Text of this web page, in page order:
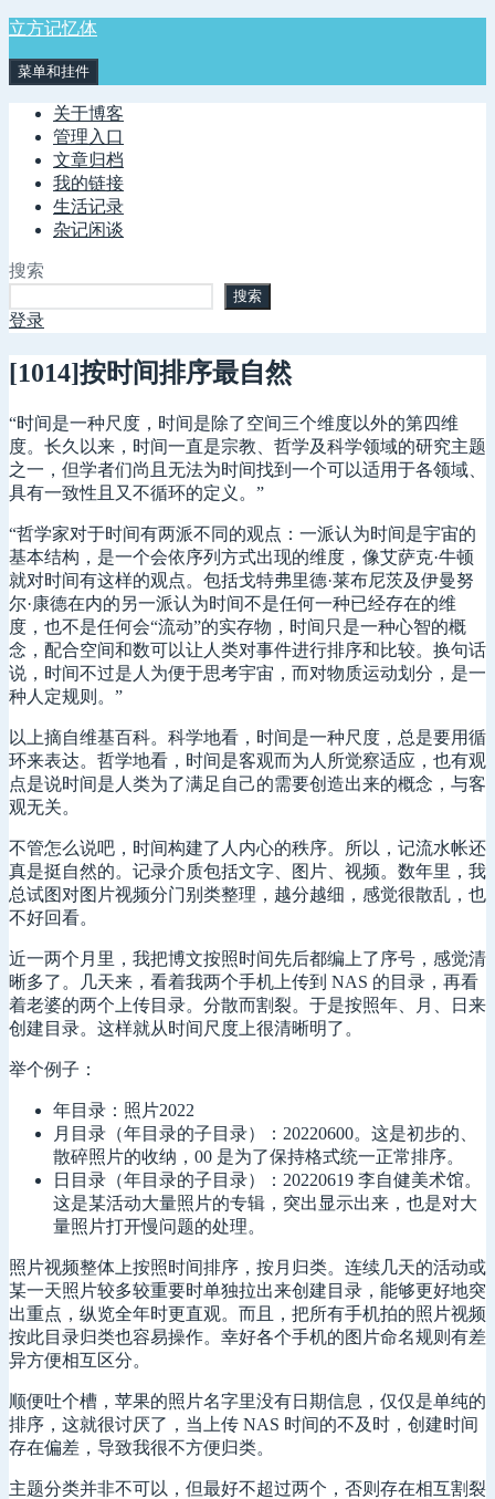
跳
内
立方记忆体
菜单和挂件
关于博客
管理入口
文章归档
我的链接
生活记录
杂记闲谈
搜索
搜索
登录
[1014]按时间排序最自然
“时间是一种尺度，时间是除了空间三个维度以外的第四维
度。长久以来，时间一直是宗教、哲学及科学领域的研究主题
之一，但学者们尚且无法为时间找到一个可以适用于各领域、
具有一致性且又不循环的定义。”
“哲学家对于时间有两派不同的观点：一派认为时间是宇宙的
基本结构，是一个会依序列方式出现的维度，像艾萨克·牛顿
就对时间有这样的观点。包括戈特弗里德·莱布尼茨及伊曼努
尔·康德在内的另一派认为时间不是任何一种已经存在的维
度，也不是任何会“流动”的实存物，时间只是一种心智的概
念，配合空间和数可以让人类对事件进行排序和比较。换句话
说，时间不过是人为便于思考宇宙，而对物质运动划分，是一
种人定规则。”
以上摘自维基百科。科学地看，时间是一种尺度，总是要用循
环来表达。哲学地看，时间是客观而为人所觉察适应，也有观
点是说时间是人类为了满足自己的需要创造出来的概念，与客
观无关。
不管怎么说吧，时间构建了人内心的秩序。所以，记流水帐还
真是挺自然的。记录介质包括文字、图片、视频。数年里，我
总试图对图片视频分门别类整理，越分越细，感觉很散乱，也
不好回看。
近一两个月里，我把博文按照时间先后都编上了序号，感觉清
晰多了。几天来，看着我两个手机上传到 NAS 的目录，再看
着老婆的两个上传目录。分散而割裂。于是按照年、月、日来
创建目录。这样就从时间尺度上很清晰明了。
举个例子：
年目录：照片2022
月目录（年目录的子目录）：20220600。这是初步的、
散碎照片的收纳，00 是为了保持格式统一正常排序。
日目录（年目录的子目录）：20220619 李自健美术馆。
这是某活动大量照片的专辑，突出显示出来，也是对大
量照片打开慢问题的处理。
照片视频整体上按照时间排序，按月归类。连续几天的活动或
某一天照片较多较重要时单独拉出来创建目录，能够更好地突
出重点，纵览全年时更直观。而且，把所有手机拍的照片视频
按此目录归类也容易操作。幸好各个手机的图片命名规则有差
异方便相互区分。
顺便吐个槽，苹果的照片名字里没有日期信息，仅仅是单纯的
排序，这就很讨厌了，当上传 NAS 时间的不及时，创建时间
存在偏差，导致我很不方便归类。
主题分类并非不可以，但最好不超过两个，否则存在相互割裂